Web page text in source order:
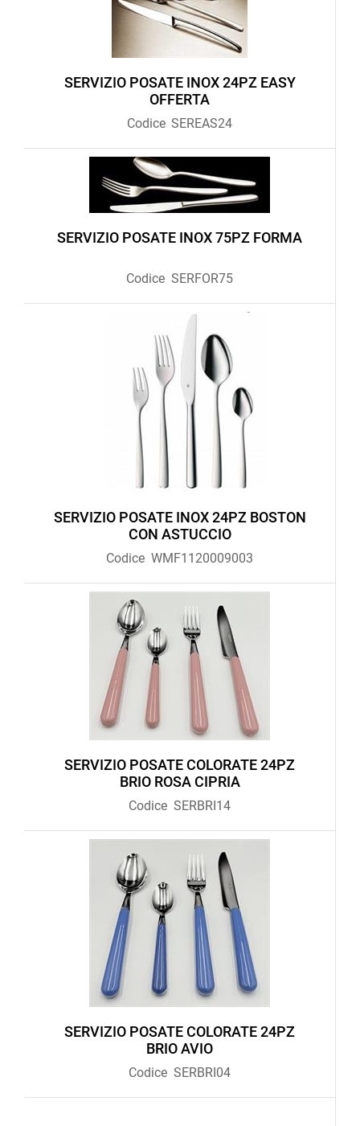
SERVIZIO POSATE INOX 24PZ EASY
OFFERTA
Codice SEREAS24
SERVIZIO POSATE INOX 75PZ FORMA
Codice SERFOR75
SERVIZIO POSATE INOX 24PZ BOSTON
CON ASTUCCIO
Codice WMF1120009003
SERVIZIO POSATE COLORATE 24PZ
BRIO ROSA CIPRIA
Codice SERBRI14
SERVIZIO POSATE COLORATE 24PZ
BRIO AVIO
Codice SERBRI04